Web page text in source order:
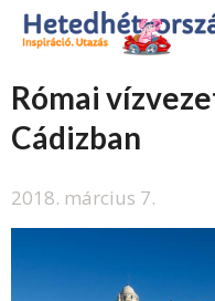
Római
Cádizban
2018. március 7.